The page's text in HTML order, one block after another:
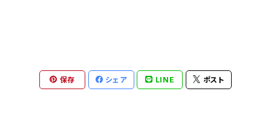
保存 シェア LINE ポスト